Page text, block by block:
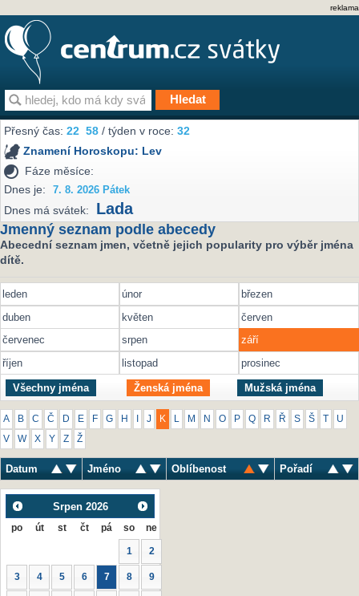
reklama
Přesný čas:22 58 / týden v roce:32
Znamení Horoskopu: Lev
Fáze měsíce:
Dnes je:
7. 8. 2026 Pátek
Dnes má svátek: Lada
Jmenný seznam podle abecedy
Abecední seznam jmen, včetně jejich popularity pro výběr jména
dítě.
leden únor
březen
duben
květen
červen
červenec
srpen
září
říjen
listopad prosinec
Všechny jména Ženská jména Mužská jména
A B C Č D E F G H J K M N O P Q R Ř S Š U
V W X Y Z Ž
Datum Jméno Oblíbenost Pořadí
Srpen 2026
po út st čt pá so ne
1 2
3 4 5 6 7 8 9